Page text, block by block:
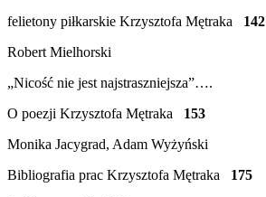
felietony piłkarskie Krzysztofa Mętraka 142
Robert Mielhorski
„Nicość nie jest najstraszniejsza”….
O poezji Krzysztofa Mętraka 153
Monika Jacygrad, Adam Wyżyński
Bibliografia prac Krzysztofa Mętraka
175